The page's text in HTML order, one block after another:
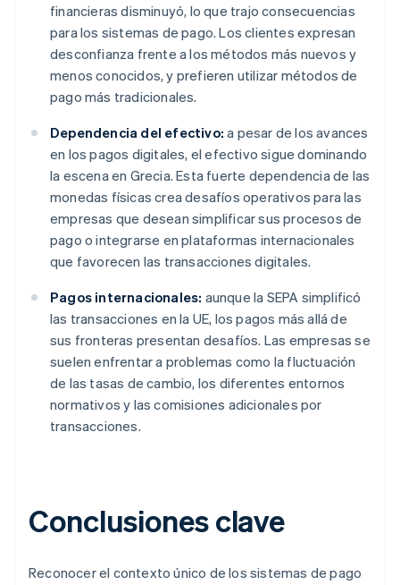
financieras disminuyó, lo que trajo consecuencias
para los sistemas de pago. Los clientes expresan
desconfianza frente a los métodos más nuevos y
menos conocidos, y prefieren utilizar métodos de
pago más tradicionales.
Dependencia del efectivo: a pesar de los avances
en los pagos digitales, el efectivo sigue dominando
la escena en Grecia. Esta fuerte dependencia de las
monedas físicas crea desafíos operativos para las
empresas que desean simplificar sus procesos de
pago o integrarse en plataformas internacionales
que favorecen las transacciones digitales.
Pagos internacionales: aunque la SEPA simplificó
las transacciones en la UE, los pagos más allá de
sus fronteras presentan desafíos. Las empresas se
suelen enfrentar a problemas como la fluctuación
de las tasas de cambio, los diferentes entornos
normativos y las comisiones adicionales por
transacciones.
Conclusiones clave
Reconocer el contexto único de los sistemas de pago